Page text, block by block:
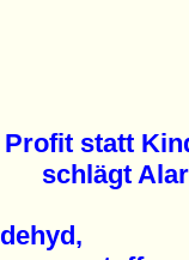
Profit statt
schlägt